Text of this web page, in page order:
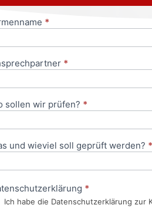
*
*
sollen wir prüfen? *
und wieviel soll geprüft werden? *
*
Ich habe die Datenschutzerklärung zur